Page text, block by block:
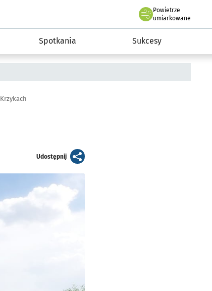
przedsiębiorczości miasta Wrocławia
Powietrze
we Wrocławiu
umiarkowane
Spotkania Sukcesy
Udostępnijartykuł